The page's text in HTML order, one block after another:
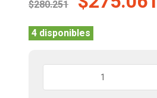
$280.251
precio
original
era:
$280.251.
4 disponibles